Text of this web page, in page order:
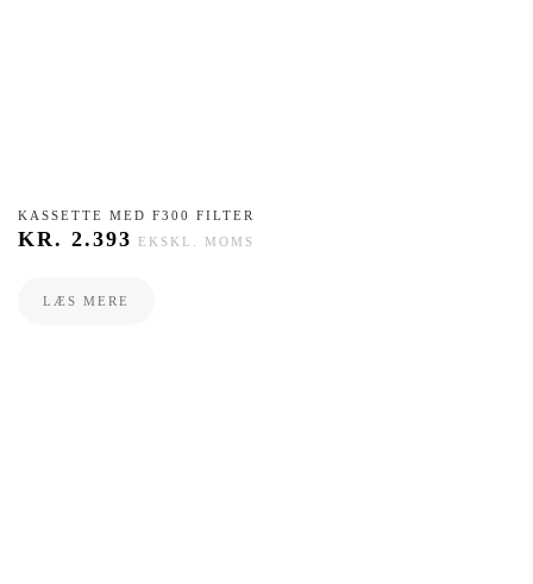
KASSETTE MED F300 FILTER
KR. 2.393 EKSKL. MOMS
LÆS MERE